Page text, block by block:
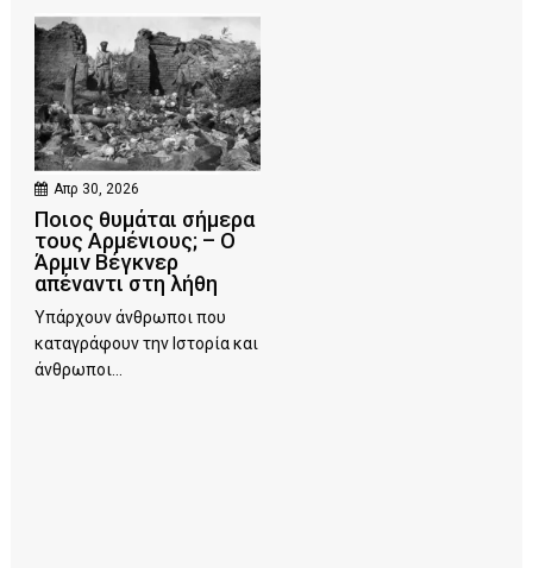
Απρ 30, 2026
Ποιος θυμάται σήμερα
τους Αρμένιους; – Ο
Άρμιν Βέγκνερ
απέναντι στη λήθη
Υπάρχουν άνθρωποι που
καταγράφουν την Ιστορία και
άνθρωποι...